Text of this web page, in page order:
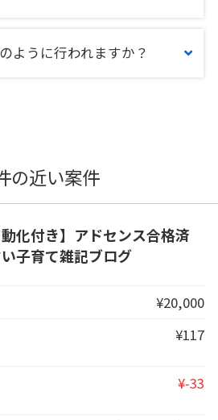
ように行われますか？
の近い案件
化付き】アドセンス合格済
子育て雑記ブログ
¥20,000
¥117
¥-33